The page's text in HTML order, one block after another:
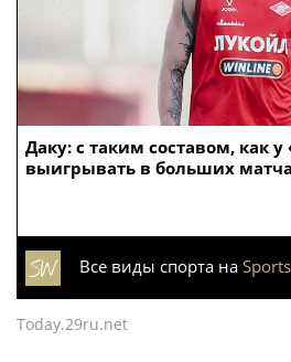
Даку: с таким составом, как
выигрывать в больших
Все виды спорта на
Today.29ru.net